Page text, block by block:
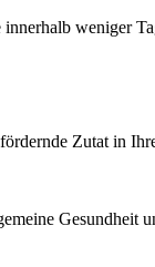
weniger
Zutat in
Gesundheit